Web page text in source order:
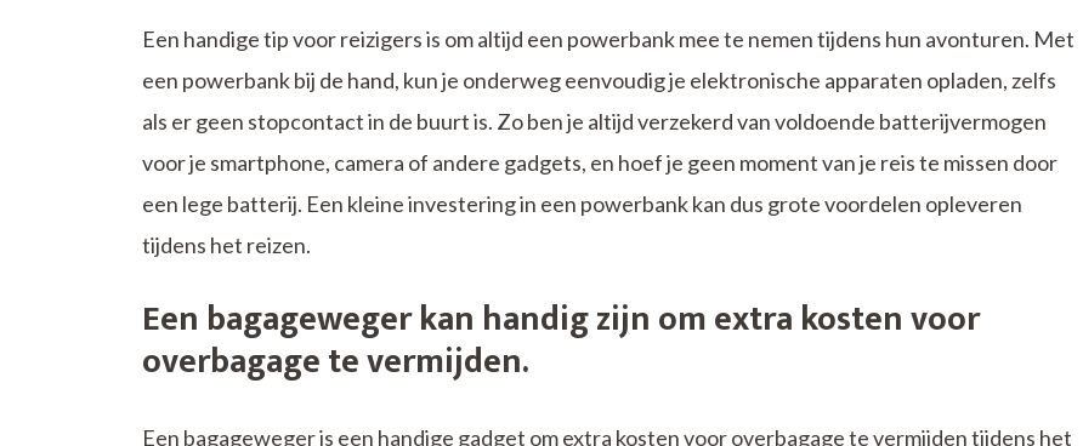
Een handige tip voor reizigers is om altijd een powerbank mee te nemen tijdens hun avonturen. Met
een powerbank bij de hand, kun je onderweg eenvoudig je elektronische apparaten opladen, zelfs
als er geen stopcontact in de buurt is. Zo ben je altijd verzekerd van voldoende batterijvermogen
voor je smartphone, camera of andere gadgets, en hoef je geen moment van je reis te missen door
een lege batterij. Een kleine investering in een powerbank kan dus grote voordelen opleveren
tijdens het reizen.
Een bagageweger kan handig zijn om extra kosten voor
overbagage te vermijden.
Een bagageweger is een handige gadget om extra kosten voor overbagage te vermijden tijdens het